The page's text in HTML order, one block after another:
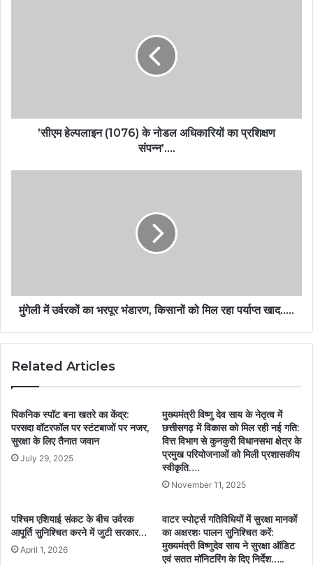
’सीएम हेल्पलाइन (1076) के नोडल अधिकारियों का प्रशिक्षण
संपन्न’….
मुंगेली में उर्वरकों का भरपूर भंडारण, किसानों को मिल रहा पर्याप्त खाद…..
Related Articles
पिकनिक स्पॉट बना खतरे का केंद्र:
परसदा वॉटरफॉल पर स्टंटबाजों पर नजर,
सुरक्षा के लिए तैनात जवान
July 29, 2025
मुख्यमंत्री विष्णु देव साय के नेतृत्व में
छत्तीसगढ़ में विकास को मिल रही नई गति:
वित्त विभाग से कुनकुरी विधानसभा क्षेत्र के
प्रमुख परियोजनाओं को मिली प्रशासकीय
स्वीकृति….
November 11, 2025
पश्चिम एशियाई संकट के बीच उर्वरक
आपूर्ति सुनिश्चित करने में जुटी सरकार…
April 1, 2026
वाटर स्पोर्ट्स गतिविधियों में सुरक्षा मानकों
का अक्षरशः पालन सुनिश्चित करें:
मुख्यमंत्री विष्णुदेव साय ने सुरक्षा ऑडिट
एवं सतत मॉनिटरिंग के दिए निर्देश…..